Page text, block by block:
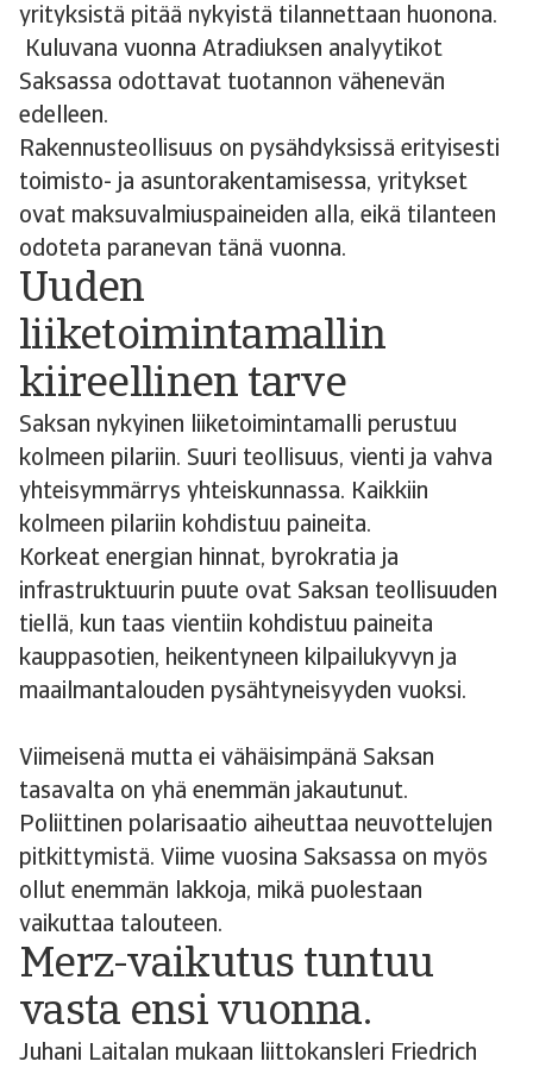
yrityksistä pitää nykyistä tilannettaan huonona.
Kuluvana vuonna Atradiuksen analyytikot
Saksassa odottavat tuotannon vähenevän
edelleen.
Rakennusteollisuus on pysähdyksissä erityisesti
toimisto- ja asuntorakentamisessa, yritykset
ovat maksuvalmiuspaineiden alla, eikä tilanteen
odoteta paranevan tänä vuonna.
Uuden
liiketoimintamallin
kiireellinen tarve
Saksan nykyinen liiketoimintamalli perustuu
kolmeen pilariin. Suuri teollisuus, vienti ja vahva
yhteisymmärrys yhteiskunnassa. Kaikkiin
kolmeen pilariin kohdistuu paineita.
Korkeat energian hinnat, byrokratia ja
infrastruktuurin puute ovat Saksan teollisuuden
tiellä, kun taas vientiin kohdistuu paineita
kauppasotien, heikentyneen kilpailukyvyn ja
maailmantalouden pysähtyneisyyden vuoksi.
Viimeisenä mutta ei vähäisimpänä Saksan
tasavalta on yhä enemmän jakautunut.
Poliittinen polarisaatio aiheuttaa neuvottelujen
pitkittymistä. Viime vuosina Saksassa on myös
ollut enemmän lakkoja, mikä puolestaan
vaikuttaa talouteen.
Merz-vaikutus tuntuu
vasta ensi vuonna.
Juhani Laitalan mukaan liittokansleri Friedrich